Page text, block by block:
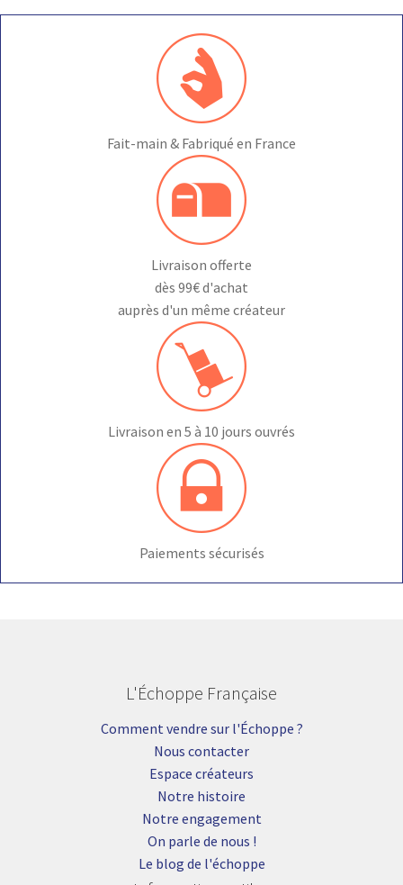
du
Fait-main & Fabriqué en France
Livraison offerte
dès 99€ d'achat
auprès d'un même créateur
Livraison en 5 à 10 jours ouvrés
Paiements sécurisés
L'Échoppe Française
Comment vendre sur l'Échoppe ?
Nous contacter
Espace créateurs
Notre histoire
Notre engagement
On parle de nous !
Le blog de l'échoppe